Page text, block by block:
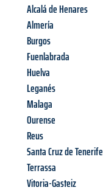
Alcalá de Henares
Almería
Burgos
Fuenlabrada
Huelva
Leganés
Malaga
Ourense
Reus
Santa Cruz de Tenerife
Terrassa
Vitoria-Gasteiz